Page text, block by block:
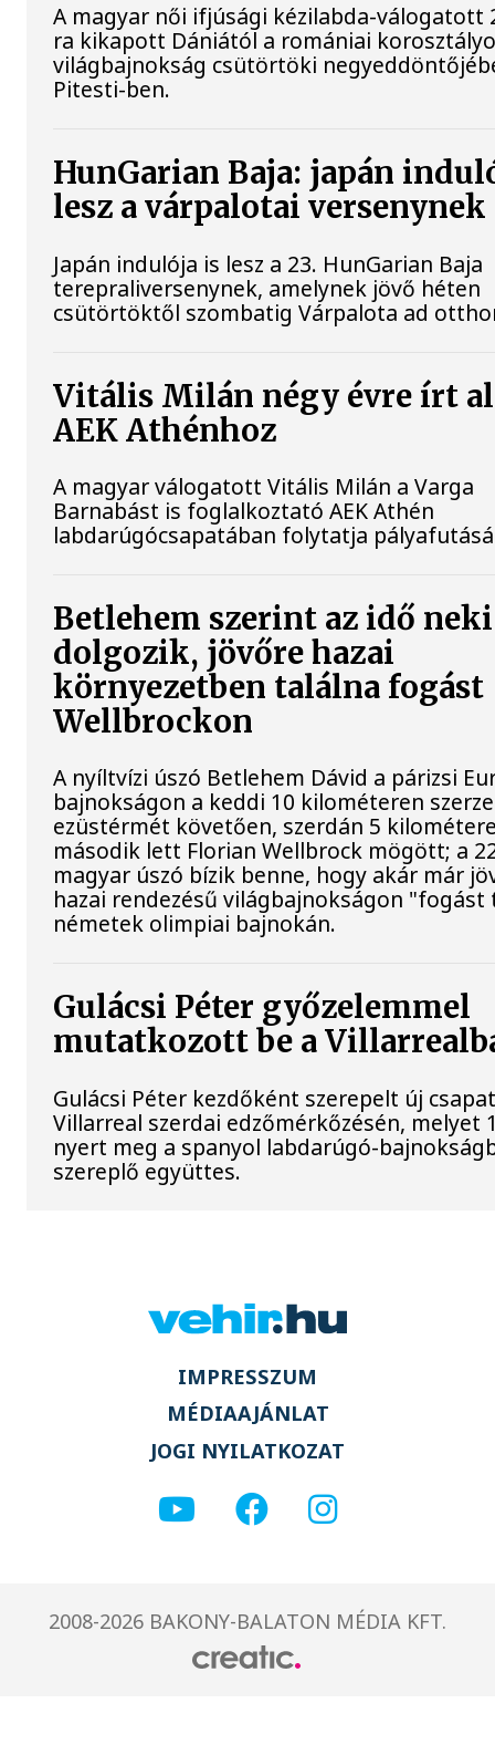
A magyar női ifjúsági kézilabda-válogatott
ra kikapott Dániától a romániai
világbajnokság csütörtöki
Pitesti-ben.
HunGarian Baja: japán
lesz a várpalotai versenynek
Japán indulója is lesz a 23. HunGarian Baja
terepraliversenynek, amelynek jövő héten
csütörtöktől szombatig Várpalota ad
Vitális Milán négy évre írt
AEK Athénhoz
A magyar válogatott Vitális Milán a Varga
Barnabást is foglalkoztató AEK Athén
labdarúgócsapatában folytatja
Betlehem szerint az idő neki
dolgozik, jövőre hazai
környezetben találna fogást
Wellbrockon
A nyíltvízi úszó Betlehem Dávid a párizsi
bajnokságon a keddi 10 kilométeren
ezüstérmét követően, szerdán 5
második lett Florian Wellbrock mögött; a
magyar úszó bízik benne, hogy akár már
hazai rendezésű világbajnokságon "fogást
németek olimpiai bajnokán.
Gulácsi Péter győzelemmel
mutatkozott be a
Gulácsi Péter kezdőként szerepelt új
Villarreal szerdai edzőmérkőzésén, melyet
nyert meg a spanyol labdarúgó-
szereplő együttes.
IMPRESSZUM
MÉDIAAJÁNLAT
JOGI NYILATKOZAT
2008-2026 BAKONY-BALATON MÉDIA KFT.